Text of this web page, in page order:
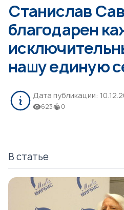
Станислав
благодарен
нашу единую
Дата публикации:
623 0
В статье